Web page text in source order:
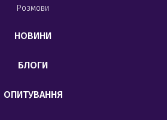
Розмови
НОВИНИ
БЛОГИ
ОПИТУВАННЯ